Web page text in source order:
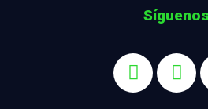
Síguenos